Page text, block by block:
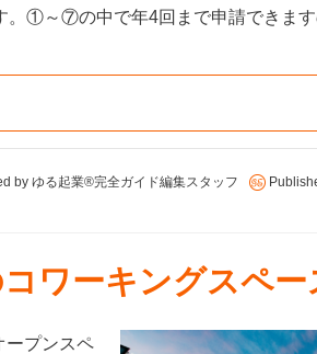
。①～⑦の中で年4回まで申請できま
by ゆる起業®完全ガイド編集スタッフ
ワーキングスペー
ープンスペ